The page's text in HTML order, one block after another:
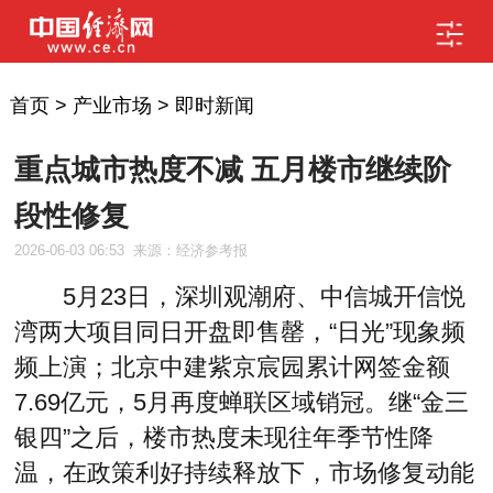
首页> 产业市场 > 即时新闻
重点城市热度不减 五月楼市继续阶
段性修复
2026-06-03 06:53 来源：经济参考报
5月23日，深圳观潮府、中信城开信悦
湾两大项目同日开盘即售罄，“日光”现象频
频上演；北京中建紫京宸园累计网签金额
7.69亿元，5月再度蝉联区域销冠。继“金三
银四”之后，楼市热度未现往年季节性降
温，在政策利好持续释放下，市场修复动能